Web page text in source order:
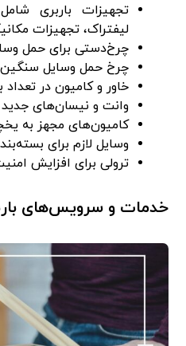
تجهیزات باربری
لیفتراک، تجهیزات
چرخ‌دستی برای حمل
چرخ حمل وسایل سنگین
خاور و کامیون در تعداد
وانت و نیسان‌های جدید
کامیون‌های مجهز به
وسایل لازم برای
ترولی برای افزایش
خدمات و سرویس‌های